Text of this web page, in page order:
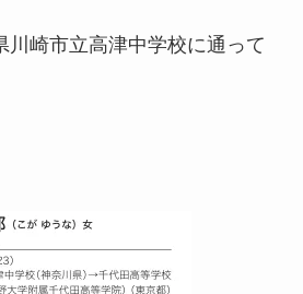
川崎市立高津中学校に通って